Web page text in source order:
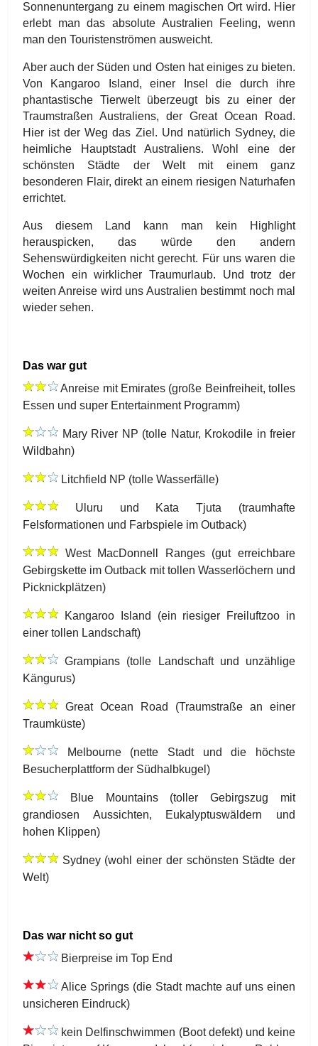
Sonnenuntergang zu einem magischen Ort wird. Hier
erlebt man das absolute Australien Feeling, wenn
man den Touristenströmen ausweicht.
Aber auch der Süden und Osten hat einiges zu bieten.
Von Kangaroo Island, einer Insel die durch ihre
phantastische Tierwelt überzeugt bis zu einer der
Traumstraßen Australiens, der Great Ocean Road.
Hier ist der Weg das Ziel. Und natürlich Sydney, die
heimliche Hauptstadt Australiens. Wohl eine der
schönsten Städte der Welt mit einem ganz
besonderen Flair, direkt an einem riesigen Naturhafen
errichtet.
Aus diesem Land kann man kein Highlight
herauspicken, das würde den andern
Sehenswürdigkeiten nicht gerecht. Für uns waren die
Wochen ein wirklicher Traumurlaub. Und trotz der
weiten Anreise wird uns Australien bestimmt noch mal
wieder sehen.
Das war gut
Anreise mit Emirates (große Beinfreiheit, tolles
Essen und super Entertainment Programm)
Mary River NP (tolle Natur, Krokodile in freier
Wildbahn)
Litchfield NP (tolle Wasserfälle)
Uluru und Kata Tjuta (traumhafte
Felsformationen und Farbspiele im Outback)
West MacDonnell Ranges (gut erreichbare
Gebirgskette im Outback mit tollen Wasserlöchern und
Picknickplätzen)
Kangaroo Island (ein riesiger Freiluftzoo in
einer tollen Landschaft)
Grampians (tolle Landschaft und unzählige
Kängurus)
Great Ocean Road (Traumstraße an einer
Traumküste)
Melbourne (nette Stadt und die höchste
Besucherplattform der Südhalbkugel)
Blue Mountains (toller Gebirgszug mit
grandiosen Aussichten, Eukalyptuswäldern und
hohen Klippen)
Sydney (wohl einer der schönsten Städte der
Welt)
Das war nicht so gut
Bierpreise im Top End
Alice Springs (die Stadt machte auf uns einen
unsicheren Eindruck)
kein Delfinschwimmen (Boot defekt) und keine